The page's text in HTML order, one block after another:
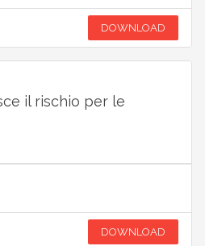
DOWNLOAD
il rischio per le
DOWNLOAD